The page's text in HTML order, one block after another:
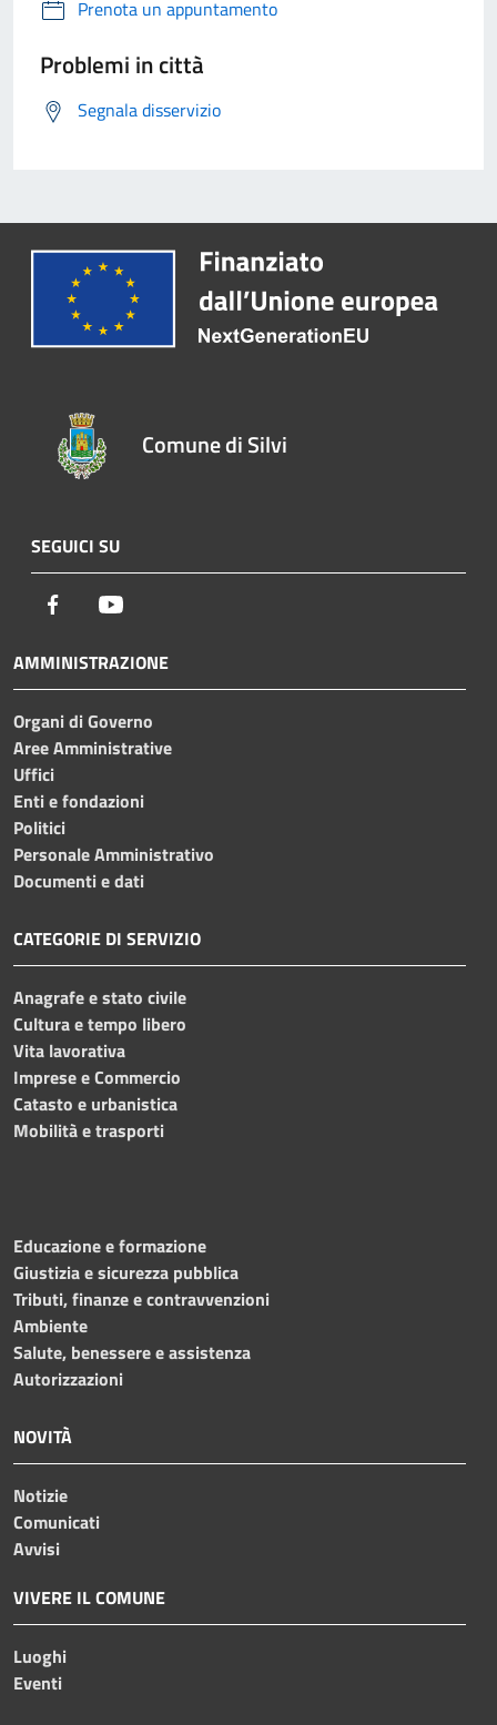
Prenota un appuntamento
Problemi in città
Segnala disservizio
Comune di Silvi
SEGUICI SU
Facebook
AMMINISTRAZIONE
Organi di Governo
Aree Amministrative
Uffici
Enti e fondazioni
Politici
Personale Amministrativo
Documenti e dati
CATEGORIE DI SERVIZIO
Anagrafe e stato civile
Cultura e tempo libero
Vita lavorativa
Imprese e Commercio
Catasto e urbanistica
Mobilità e trasporti
Educazione e formazione
Giustizia e sicurezza pubblica
Tributi, finanze e contravvenzioni
Ambiente
Salute, benessere e assistenza
Autorizzazioni
NOVITÀ
Notizie
Comunicati
Avvisi
VIVERE IL COMUNE
Luoghi
Eventi